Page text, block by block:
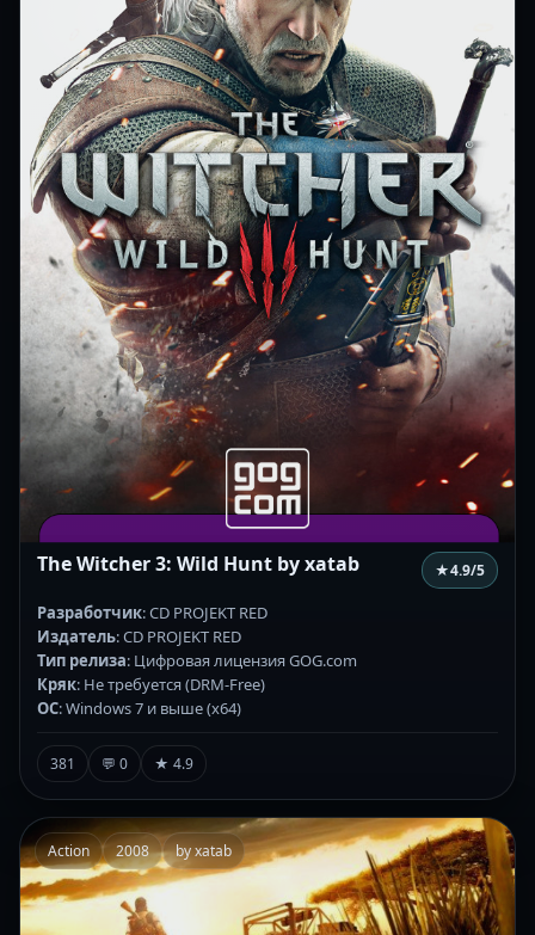
The Witcher 3: Wild Hunt by xatab ★4.9/5
Разработчик: CD PROJEKT RED
Издатель: CD PROJEKT RED
Тип релиза: Цифровая лицензия GOG.com
Кряк: Не требуется (DRM-Free)
ОС: Windows 7 и выше (х64)
381 💬 0 ★ 4.9
Action 2008 by xatab